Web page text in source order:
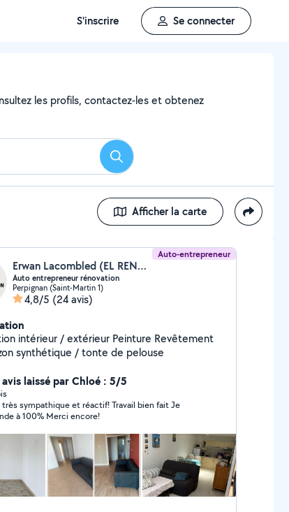
S'inscrire Se connecter
les profils, contactez-les et obtenez
Rechercher
Afficher la carte
Auto-entrepreneur
Erwan Lacombled (EL RENOV)
Auto entrepreneur rénovation
Perpignan (Saint-Martin 1)
4,8/5 (24 avis)
/ extérieur Peinture Revêtement
Gazon synthétique / tonte de pelouse
laissé par Chloé : 5/5
et réactif! Travail bien fait Je
à 100% Merci encore!